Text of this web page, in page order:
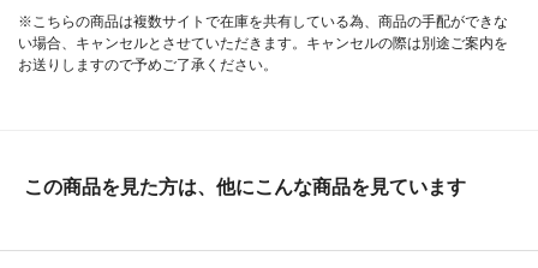
※こちらの商品は複数サイトで在庫を共有している為、商品の手配ができな
い場合、キャンセルとさせていただきます。キャンセルの際は別途ご案内を
お送りしますので予めご了承ください。
この商品を見た方は、他にこんな商品を見ています